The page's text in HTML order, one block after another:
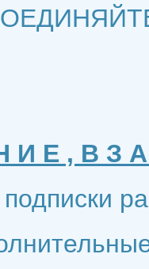
И Е , В З